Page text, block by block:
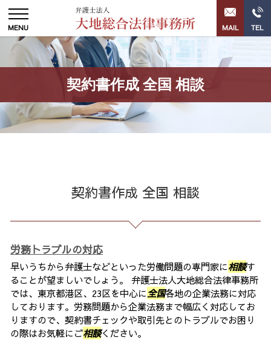
契約書作成 全国 相談
契約書作成 全国 相談
労務トラブルの対応
早いうちから弁護士などといった労働問題の専門家に相談す
ることが望ましいでしょう。 弁護士法人大地総合法律事務所
では、東京都港区、23区を中心に全国各地の企業法務に対応
しております。労務問題から企業法務まで幅広く対応してお
りますので、契約書チェックや取引先とのトラブルでお困り
の際はお気軽にご相談ください。